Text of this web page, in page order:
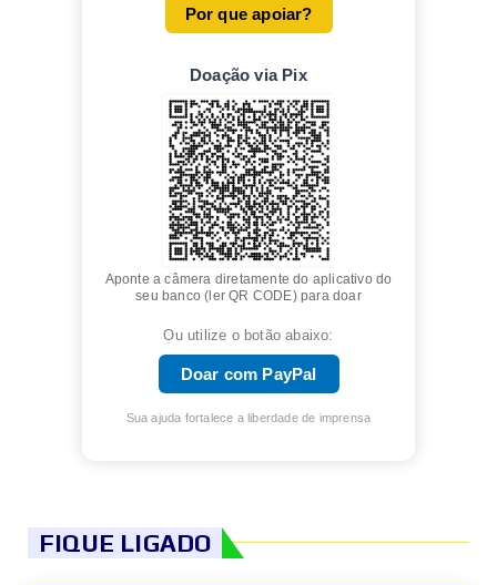
Por que apoiar?
Doação via Pix
Aponte a câmera diretamente do aplicativo do
seu banco (ler QR CODE) para doar
Ou utilize o botão abaixo:
Doar com PayPal
Sua ajuda fortalece a liberdade de imprensa
FIQUE LIGADO